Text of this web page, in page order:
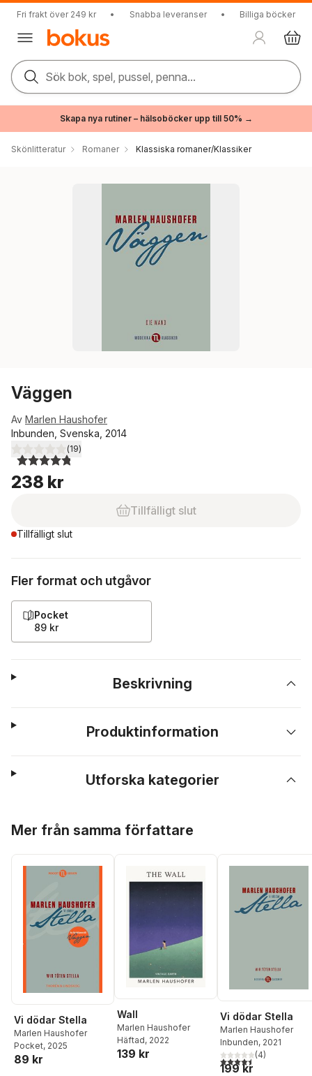
Fri frakt över 249 kr • Snabba leveranser • Billiga böcker
Sök bok, spel, pussel, penna...
Skapa nya rutiner – hälsoböcker upp till 50% →
Skönlitteratur Romaner Klassiska romaner/Klassiker
Väggen
Av Marlen Haushofer
Inbunden, Svenska, 2014
4,8utav 5 stjärnor. Totalt antal röster:
(19)
238 kr
Tillfälligt slut
Tillfälligt slut
Fler format och utgåvor
Pocket
89 kr
Beskrivning
Produktinformation
Utforska kategorier
Mer från samma författare
Vi dödar Stella
Marlen Haushofer
Pocket, 2025
89 kr
Wall
Marlen Haushofer
Häftad, 2022
139 kr
Vi dödar Stella
Marlen Haushofer
Inbunden, 2021
4,5utav 5 stjärnor.
(4)
199 kr